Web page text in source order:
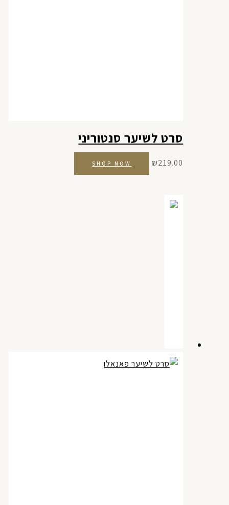
סרט לשיער סנטוריני
₪219.00
SHOP NOW